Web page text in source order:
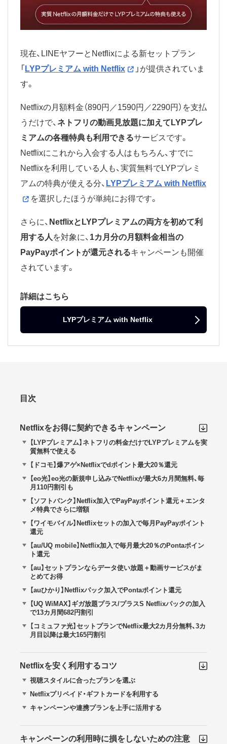
現在、LINEヤフーとNetflixによる新セットプラン
「 LYPプレミアム with Netflix
」が提供されていま
す。
Netflixの月額料金（890円／1590円／2290円）を支払
うだけで、 ネトフリの動画見放題に加えてLYPプレ
ミアムの各種特典も利用できるサービスです。
Netflixにこれから入会する人はもちろん、すでに
Netflixを利用している人も、実質無料でLYPプレミ
アムの特典が使える分、 LYPプレミアム with Netflix
を選択したほうが単純にお得です。
さらに、 NetflixとLYPプレミアムの両方を初めて利
用する人 を対象に、 1カ月分の月額料金相当の
PayPayポイントが還元されるキャンペーンも開催
されています。
詳細はこちら
LYPプレミアム with Netflix
目次
Netflixをお得に契約できるキャンペーン
【LYPプレミアム】ネトフリの料金だけでLYPプレミアムを実
質無料で使える
【ドコモ】爆アゲ×Netflixでdポイント最大20％還元
【eo光】eo光の新規申し込みでNetflixが最大6カ月間無料、毎
月110円割引も
【ソフトバンク】Netflix加入でPayPayポイント還元＋エンタ
メ特典でさらに増額
【ワイモバイル】Netflixセットの加入で毎月PayPayポイント
還元
【au/UQ mobile】Netflix加入で毎月最大20％のPontaポイン
ト還元
【au】セットプランならデータ使い放題＋動画サービスがま
とめてお得
【auひかり】Netflixパック加入でPontaポイント還元
【UQ WiMAX】ギガ放題プラス/プラスS Netflixパックの加入
で13カ月間682円割引
【コミュファ光】セットプランでNetflix最大2カ月分無料、3カ
月目以降は最大165円割引
Netflixを安く利用するコツ
視聴スタイルに合ったプランを選ぶ
Netflixプリペイド・ギフトカードを利用する
キャンペーンや連携プランを上手に活用する
キャンペーンの利用時に損をしないための注意